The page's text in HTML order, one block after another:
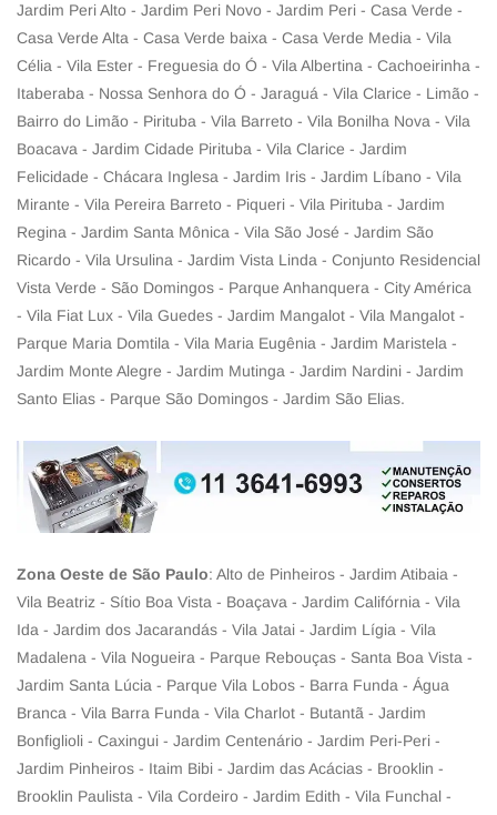
Jardim Peri Alto - Jardim Peri Novo - Jardim Peri - Casa Verde -
Casa Verde Alta - Casa Verde baixa - Casa Verde Media - Vila
Célia - Vila Ester - Freguesia do Ó - Vila Albertina - Cachoeirinha -
Itaberaba - Nossa Senhora do Ó - Jaraguá - Vila Clarice - Limão -
Bairro do Limão - Pirituba - Vila Barreto - Vila Bonilha Nova - Vila
Boacava - Jardim Cidade Pirituba - Vila Clarice - Jardim
Felicidade - Chácara Inglesa - Jardim Iris - Jardim Líbano - Vila
Mirante - Vila Pereira Barreto - Piqueri - Vila Pirituba - Jardim
Regina - Jardim Santa Mônica - Vila São José - Jardim São
Ricardo - Vila Ursulina - Jardim Vista Linda - Conjunto Residencial
Vista Verde - São Domingos - Parque Anhanquera - City América
- Vila Fiat Lux - Vila Guedes - Jardim Mangalot - Vila Mangalot -
Parque Maria Domtila - Vila Maria Eugênia - Jardim Maristela -
Jardim Monte Alegre - Jardim Mutinga - Jardim Nardini - Jardim
Santo Elias - Parque São Domingos - Jardim São Elias.
Zona Oeste de São Paulo: Alto de Pinheiros - Jardim Atibaia -
Vila Beatriz - Sítio Boa Vista - Boaçava - Jardim Califórnia - Vila
Ida - Jardim dos Jacarandás - Vila Jatai - Jardim Lígia - Vila
Madalena - Vila Nogueira - Parque Rebouças - Santa Boa Vista -
Jardim Santa Lúcia - Parque Vila Lobos - Barra Funda - Água
Branca - Vila Barra Funda - Vila Charlot - Butantã - Jardim
Bonfiglioli - Caxingui - Jardim Centenário - Jardim Peri-Peri -
Jardim Pinheiros - Itaim Bibi - Jardim das Acácias - Brooklin -
Brooklin Paulista - Vila Cordeiro - Jardim Edith - Vila Funchal -